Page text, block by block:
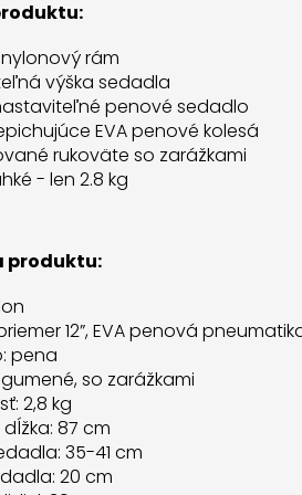
rám
výška sedadla
penové sedadlo
EVA penové kolesá
rukoväte so zarážkami
- len 2.8 kg
produktu:
12”, EVA penová
pena
so zarážkami
2,8 kg
87 cm
35-41 cm
20 cm